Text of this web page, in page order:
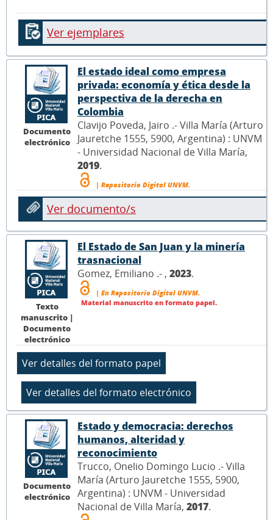
Ver ejemplares
Documento
electrónico
El estado ideal como empresa
privada: economía y ética desde la
perspectiva de la derecha en
Colombia
Clavijo Poveda, Jairo .- Villa María (Arturo
Jauretche 1555, 5900, Argentina) : UNVM
- Universidad Nacional de Villa María,
2019.
| Repositorio Digital UNVM.
Ver documento/s
Texto
manuscrito |
Documento
electrónico
El Estado de San Juan y la minería
trasnacional
Gomez, Emiliano .- , 2023.
| En Repositorio Digital UNVM.
Material manuscrito en formato papel.
Documento
electrónico
Estado y democracia: derechos
humanos, alteridad y
reconocimiento
Trucco, Onelio Domingo Lucio .- Villa
María (Arturo Jauretche 1555, 5900,
Argentina) : UNVM - Universidad
Nacional de Villa María, 2017.